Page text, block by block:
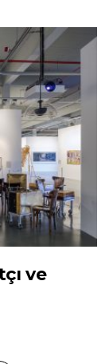
ve